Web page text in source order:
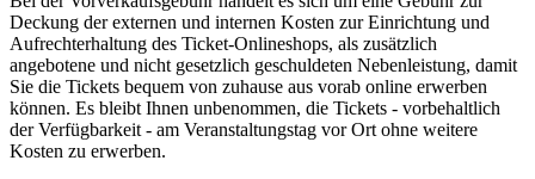
Deckung der externen und internen Kosten zur Einrichtung und
Aufrechterhaltung des Ticket-Onlineshops, als zusätzlich
angebotene und nicht gesetzlich geschuldeten Nebenleistung, damit
Sie die Tickets bequem von zuhause aus vorab online erwerben
können. Es bleibt Ihnen unbenommen, die Tickets - vorbehaltlich
der Verfügbarkeit - am Veranstaltungstag vor Ort ohne weitere
Kosten zu erwerben.